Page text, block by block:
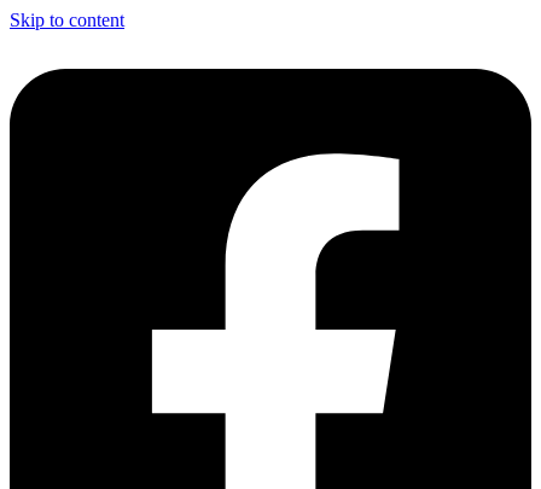
Skip to content